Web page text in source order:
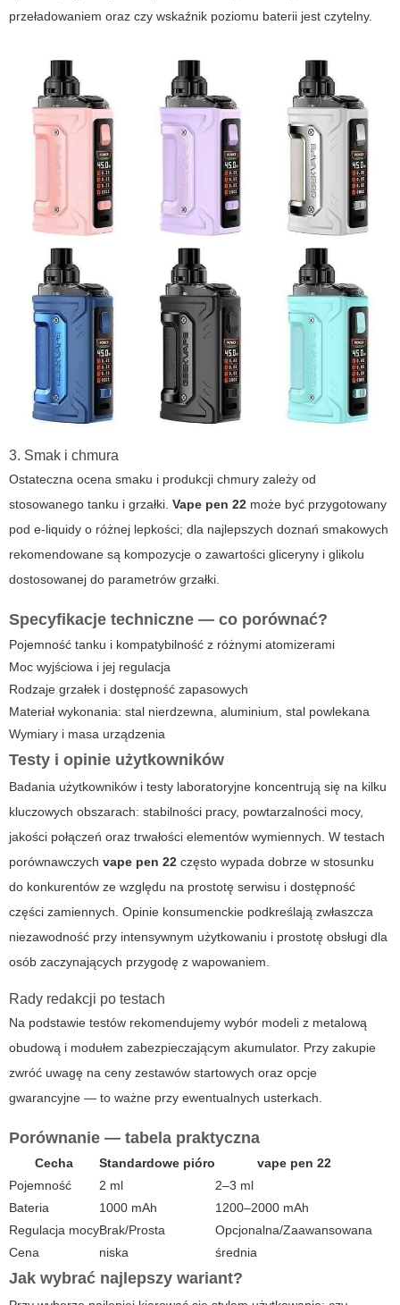
przeładowaniem oraz czy wskaźnik poziomu baterii jest czytelny.
3. Smak i chmura
Ostateczna ocena smaku i produkcji chmury zależy od
stosowanego tanku i grzałki. Vape pen 22 może być przygotowany
pod e-liquidy o różnej lepkości; dla najlepszych doznań smakowych
rekomendowane są kompozycje o zawartości gliceryny i glikolu
dostosowanej do parametrów grzałki.
Specyfikacje techniczne — co porównać?
Pojemność tanku i kompatybilność z różnymi atomizerami
Moc wyjściowa i jej regulacja
Rodzaje grzałek i dostępność zapasowych
Materiał wykonania: stal nierdzewna, aluminium, stal powlekana
Wymiary i masa urządzenia
Testy i opinie użytkowników
Badania użytkowników i testy laboratoryjne koncentrują się na kilku
kluczowych obszarach: stabilności pracy, powtarzalności mocy,
jakości połączeń oraz trwałości elementów wymiennych. W testach
porównawczych vape pen 22 często wypada dobrze w stosunku
do konkurentów ze względu na prostotę serwisu i dostępność
części zamiennych. Opinie konsumenckie podkreślają zwłaszcza
niezawodność przy intensywnym użytkowaniu i prostotę obsługi dla
osób zaczynających przygodę z wapowaniem.
Rady redakcji po testach
Na podstawie testów rekomendujemy wybór modeli z metalową
obudową i modułem zabezpieczającym akumulator. Przy zakupie
zwróć uwagę na ceny zestawów startowych oraz opcje
gwarancyjne — to ważne przy ewentualnych usterkach.
Porównanie — tabela praktyczna
Cecha Standardowe pióro
vape pen 22
Pojemność
2 ml
2–3 ml
Bateria
1000 mAh
1200–2000 mAh
Regulacja mocyBrak/Prosta
Opcjonalna/Zaawansowana
Cena
niska średnia
Jak wybrać najlepszy wariant?